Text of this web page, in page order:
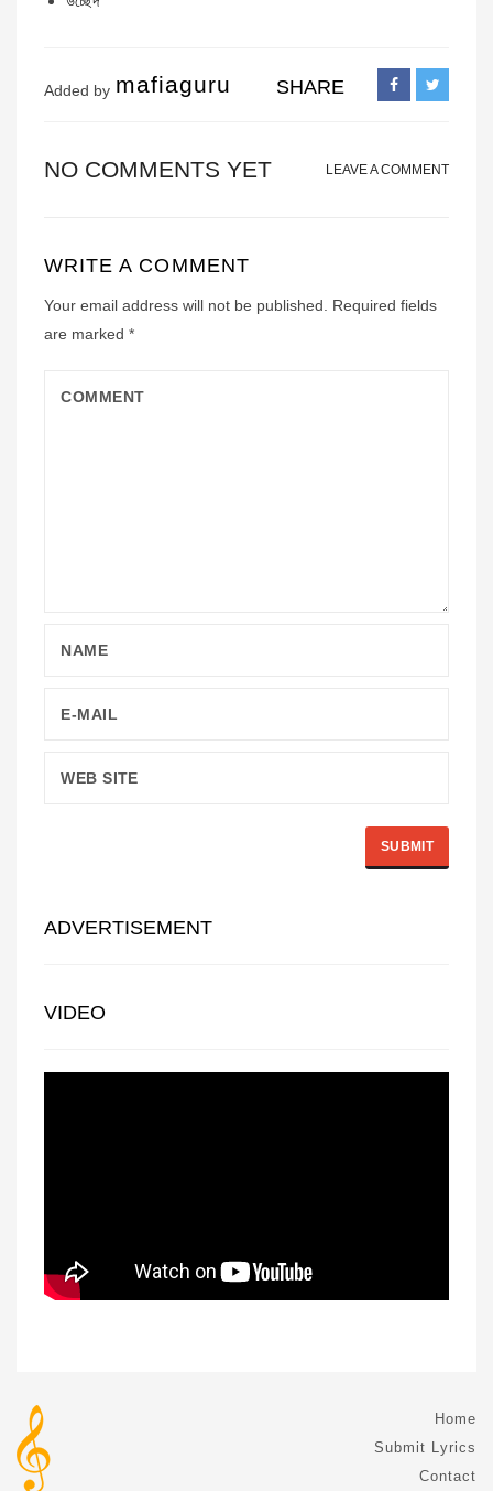
Added by mafiaguru SHARE
NO COMMENTS YET LEAVE A COMMENT
WRITE A COMMENT
Your email address will not be published.
Required fields
are marked *
ADVERTISEMENT
VIDEO
Home
Submit Lyrics
Contact